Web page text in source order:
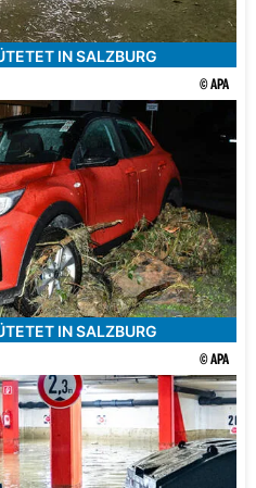
IN SALZBURG
© APA
IN SALZBURG
© APA